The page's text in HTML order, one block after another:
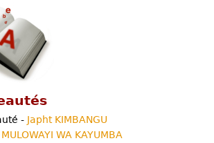
- Japht KIMBANGU
WA KAYUMBA